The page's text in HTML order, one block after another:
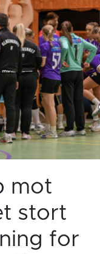
mot
stort
for